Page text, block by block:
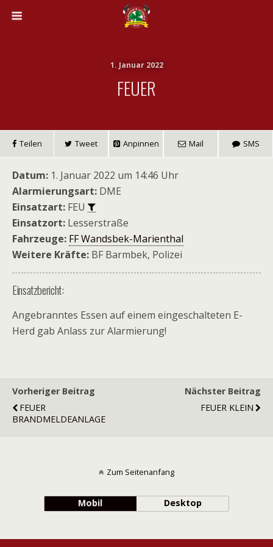
1. Januar 2022
FEUER
Teilen Tweet Anpinnen Mail SMS
Datum: 1. Januar 2022 um 14:46 Uhr
Alarmierungsart: DME
Einsatzart: FEU
Einsatzort: Lesserstraße
Fahrzeuge: FF Wandsbek-Marienthal
Weitere Kräfte: BF Barmbek, Polizei
Einsatzbericht:
Angebranntes Essen auf einem eingeschalteten E-
Herd gab Anlass zur Alarmierung!
Vorheriger Beitrag
FEUER
BRANDMELDEANLAGE
Nächster Beitrag
FEUER KLEIN
Zum Seitenanfang
Mobil Desktop